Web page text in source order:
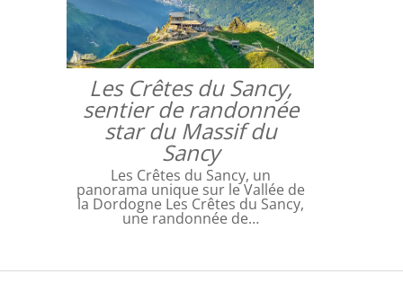
Les Crêtes du Sancy,
sentier de randonnée
star du Massif du
Sancy
Les Crêtes du Sancy, un
panorama unique sur le Vallée de
la Dordogne Les Crêtes du Sancy,
une randonnée de…